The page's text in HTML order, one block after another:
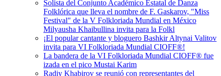
Solista del Conjunto Académico Estatal de Danza
Folklórica que lleva el nombre de F. Gaskarov, "Miss
Festival" de la V Folkloriada Mundial en México
Milyausha Khaibullina invita para la Folkl
¡El popular cantante y bloguero Bashkir Altynai Valitov
invita para VI Folkloriada Mundial CIOFF®️!
La bandera de la VI Folkloriada Mundial CIOFF® fue
izada en el pico Mustai Karim
Radiy Khabirov se reunió con representantes del